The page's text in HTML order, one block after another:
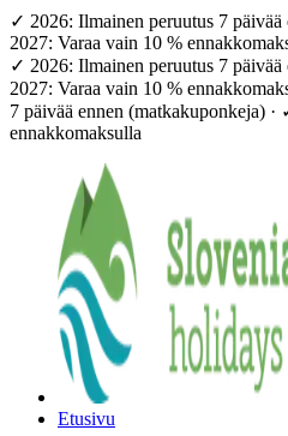
✓ 2026: Ilmainen peruutus 7
2027: Varaa vain 10 %
✓ 2026: Ilmainen peruutus 7
2027: Varaa vain 10 %
7 päivää ennen (matkakuponkeja)
ennakkomaksulla
Etusivu